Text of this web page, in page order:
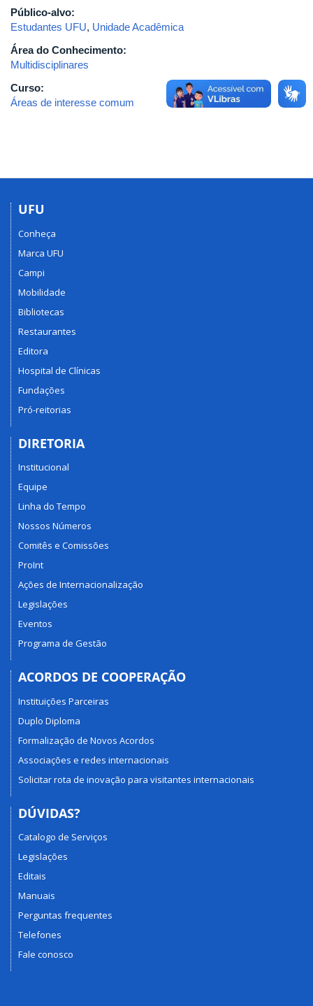
Público-alvo:
Estudantes UFU, Unidade Acadêmica
Área do Conhecimento:
Multidisciplinares
Curso:
Áreas de interesse comum
UFU
Conheça
Marca UFU
Campi
Mobilidade
Bibliotecas
Restaurantes
Editora
Hospital de Clínicas
Fundações
Pró-reitorias
DIRETORIA
Institucional
Equipe
Linha do Tempo
Nossos Números
Comitês e Comissões
ProInt
Ações de Internacionalização
Legislações
Eventos
Programa de Gestão
ACORDOS DE COOPERAÇÃO
Instituições Parceiras
Duplo Diploma
Formalização de Novos Acordos
Associações e redes internacionais
Solicitar rota de inovação para visitantes internacionais
DÚVIDAS?
Catalogo de Serviços
Legislações
Editais
Manuais
Perguntas frequentes
Telefones
Fale conosco